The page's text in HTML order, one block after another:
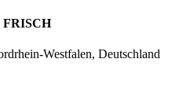
Westfalen, Deutschland